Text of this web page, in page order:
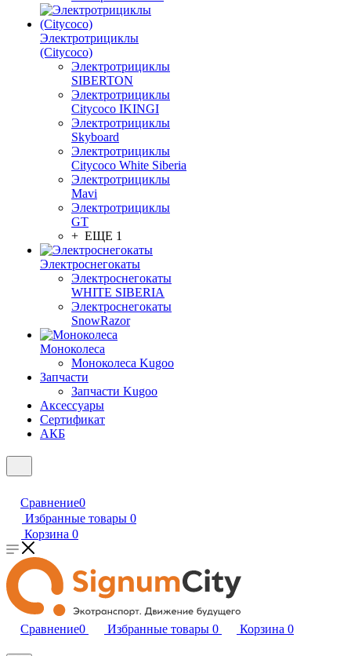
Электротрициклы
(Citycoco)
Электротрициклы
SIBERTON
Электротрициклы
Citycoco IKINGI
Электротрициклы
Skyboard
Электротрициклы
Citycoco White Siberia
Электротрициклы
Mavi
Электротрициклы
GT
+ ЕЩЕ 1
Электроснегокаты
Электроснегокаты
WHITE SIBERIA
Электроснегокаты
SnowRazor
Моноколеса
Моноколеса Kugoo
Запчасти
Запчасти Kugoo
Аксессуары
Сертификат
АКБ
Сравнение0
Избранные товары 0
Корзина 0
Сравнение0 Избранные товары 0 Корзина 0